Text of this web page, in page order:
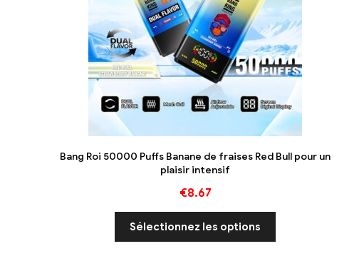
Bang Roi 50000 Puffs Banane de fraises Red Bull pour un
plaisir intensif
€8.67
Sélectionnez les options